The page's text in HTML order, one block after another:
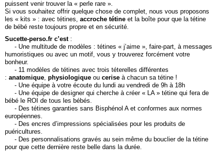
puissent venir trouver la « perle rare ».
Si vous souhaitez offrir quelque chose de complet, nous vous proposons
les « kits » : avec tétines, accroche tétine et la boîte pour que la tétine
de bébé reste toujours propre et en sécurité.
Sucette-perso.fr c’est:
- Une multitude de modèles : tétines « j’aime », faire-part, à messages
humoristiques ou avec un motif, vous y trouverez forcément votre
bonheur.
- 11 modèles de tétines avec trois téterelles différentes
: anatomique, physiologique ou cerise à chacun sa tétine !
- Une équipe à votre écoute du lundi au vendredi de 9h à 18h
- Une équipe de designer qui cherche à créer « LA » tétine qui fera de
bébé le ROI de tous les bébés.
- Des tétines garanties sans Bisphénol A et conformes aux normes
européennes.
- Des encres d’impressions spécialisées pour les produits de
puéricultures.
- Des personnalisations gravés au sein même du bouclier de la tétine
pour que cette dernière reste belle dans la durée.